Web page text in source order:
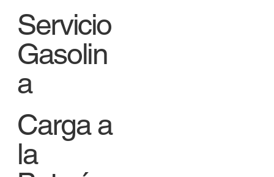
Servicio
Gasolin
a
Carga a
la